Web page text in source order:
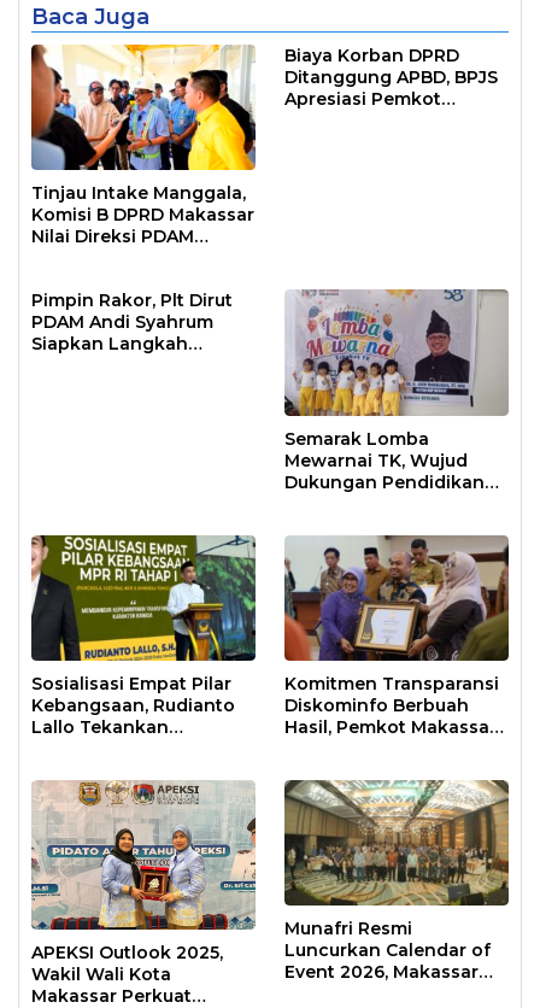
Baca Juga
Tinjau Intake Manggala,
Komisi B DPRD Makassar
Nilai Direksi PDAM
Biaya Korban DPRD
Ditanggung APBD, BPJS
Apresiasi Pemkot
Pimpin Rakor, Plt Dirut
PDAM Andi Syahrum
Siapkan Langkah
Semarak Lomba
Mewarnai TK, Wujud
Dukungan Pendidikan
Sosialisasi Empat Pilar
Kebangsaan, Rudianto
Lallo Tekankan
Komitmen Transparansi
Diskominfo Berbuah
Hasil, Pemkot Makassar
APEKSI Outlook 2025,
Wakil Wali Kota
Makassar Perkuat
Munafri Resmi
Luncurkan Calendar of
Event 2026, Makassar